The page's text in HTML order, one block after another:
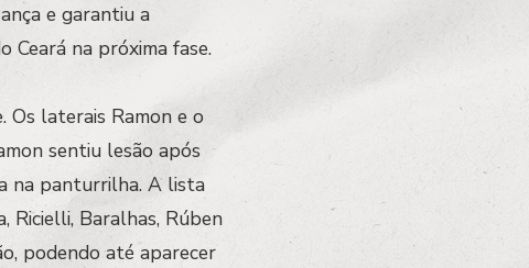
e garantiu a
Ceará na próxima fase.
laterais Ramon e o
sentiu lesão após
na panturrilha. A lista
Ricielli, Baralhas, Rúben
podendo até aparecer